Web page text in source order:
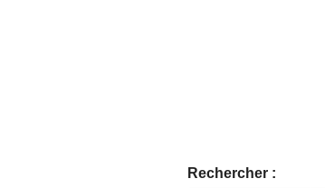
Rechercher :